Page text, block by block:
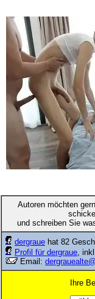
Autoren möchten
und schreiben Sie
dergraue hat 82
Profil für dergraue ,
Email:
Ihre